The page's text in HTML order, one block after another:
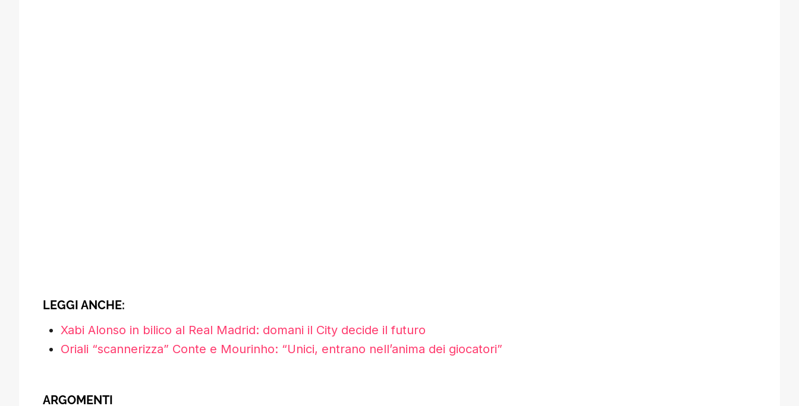
LEGGI ANCHE:
Xabi Alonso in bilico al Real Madrid: domani il City decide il futuro
Oriali “scannerizza” Conte e Mourinho: “Unici, entrano nell’anima dei giocatori”
ARGOMENTI